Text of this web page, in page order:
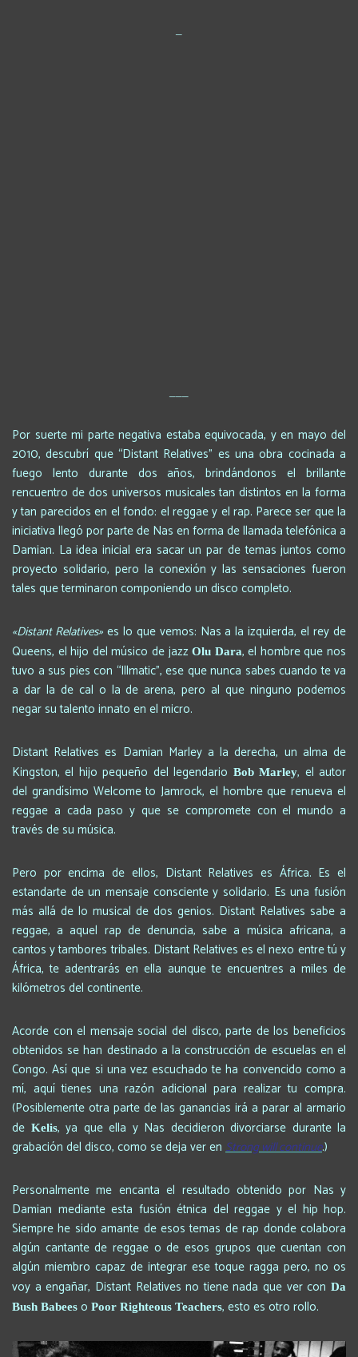
Por suerte mi parte negativa estaba equivocada, y en mayo del
2010, descubrí que “Distant Relatives” es una obra cocinada a
fuego lento durante dos años, brindándonos el brillante
rencuentro de dos universos musicales tan distintos en la forma
y tan parecidos en el fondo: el reggae y el rap. Parece ser que la
iniciativa llegó por parte de Nas en forma de llamada telefónica a
Damian. La idea inicial era sacar un par de temas juntos como
proyecto solidario, pero la conexión y las sensaciones fueron
tales que terminaron componiendo un disco completo.
«Distant Relatives»es lo que vemos: Nas a la izquierda, el rey de
Queens, el hijo del músico de jazzOlu Dara, el hombre que nos
tuvo a sus pies con “Illmatic”, ese que nunca sabes cuando te va
a dar la de cal o la de arena, pero al que ninguno podemos
negar su talento innato en el micro.
Distant Relatives es Damian Marley a la derecha, un alma de
Kingston, el hijo pequeño del legendario Bob Marley, el autor
del grandísimo Welcome to Jamrock, el hombre que renueva el
reggae a cada paso y que se compromete con el mundo a
través de su música.
Pero por encima de ellos, Distant Relatives es África. Es el
estandarte de un mensaje consciente y solidario. Es una fusión
más allá de lo musical de dos genios. Distant Relatives sabe a
reggae, a aquel rap de denuncia, sabe a música africana, a
cantos y tambores tribales. Distant Relatives es el nexo entre tú y
África, te adentrarás en ella aunque te encuentres a miles de
kilómetros del continente.
Acorde con el mensaje social del disco, parte de los beneficios
obtenidos se han destinado a la construcción de escuelas en el
Congo. Así que si una vez escuchado te ha convencido como a
mí, aquí tienes una razón adicional para realizar tu compra.
(Posiblemente otra parte de las ganancias irá a parar al armario
de Kelis, ya que ella y Nas decidieron divorciarse durante la
grabación del disco, como se deja ver en Strong will continue.)
Personalmente me encanta el resultado obtenido por Nas y
Damian mediante esta fusión étnica del reggae y el hip hop.
Siempre he sido amante de esos temas de rap donde colabora
algún cantante de reggae o de esos grupos que cuentan con
algún miembro capaz de integrar ese toque ragga pero, no os
voy a engañar, Distant Relatives no tiene nada que ver con Da
Bush Babees o Poor Righteous Teachers, esto es otro rollo.